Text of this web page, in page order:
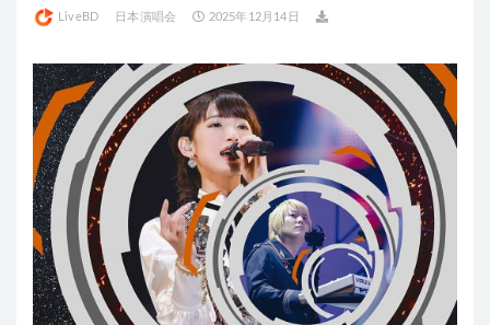
LiveBD 日本演唱会 2025年12月14日